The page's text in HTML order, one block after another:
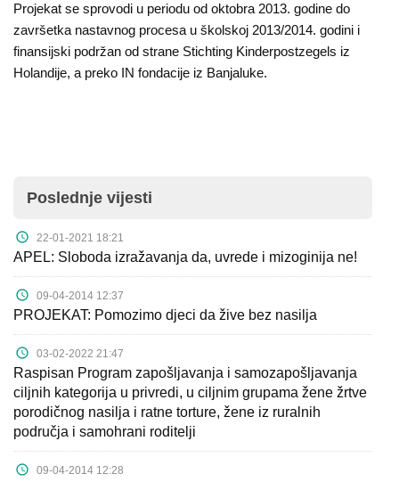
Projekat se sprovodi u periodu od oktobra 2013. godine do
završetka nastavnog procesa u školskoj 2013/2014. godini i
finansijski podržan od strane Stichting Kinderpostzegels iz
Holandije, a preko IN fondacije iz Banjaluke.
Poslednje vijesti
22-01-2021 18:21
APEL: Sloboda izražavanja da, uvrede i mizoginija ne!
09-04-2014 12:37
PROJEKAT: Pomozimo djeci da žive bez nasilja
03-02-2022 21:47
Raspisan Program zapošljavanja i samozapošljavanja
ciljnih kategorija u privredi, u ciljnim grupama žene žrtve
porodičnog nasilja i ratne torture, žene iz ruralnih
područja i samohrani roditelji
09-04-2014 12:28